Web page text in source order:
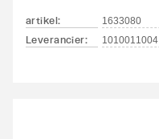
artikel: 1633080
Leverancier: 1010011004